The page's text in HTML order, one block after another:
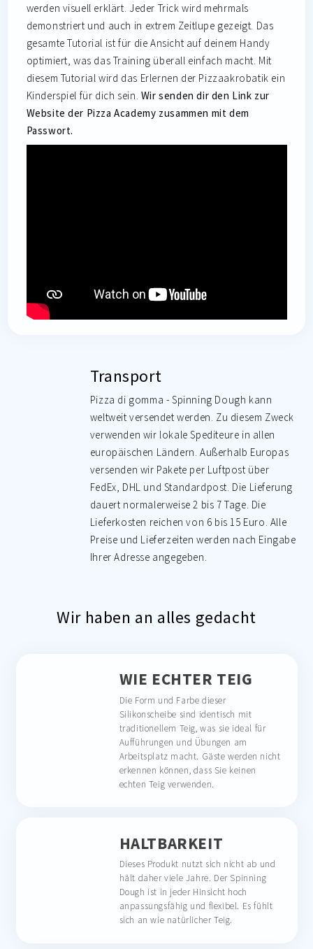
werden visuell erklärt. Jeder Trick wird mehrmals
demonstriert und auch in extrem Zeitlupe gezeigt. Das
gesamte Tutorial ist für die Ansicht auf deinem Handy
optimiert, was das Training überall einfach macht. Mit
diesem Tutorial wird das Erlernen der Pizzaakrobatik ein
Kinderspiel für dich sein. Wir senden dir den Link zur
Website der Pizza Academy zusammen mit dem
Passwort.
Transport
Pizza di gomma - Spinning Dough kann
weltweit versendet werden. Zu diesem Zweck
verwenden wir lokale Spediteure in allen
europäischen Ländern. Außerhalb Europas
versenden wir Pakete per Luftpost über
FedEx, DHL und Standardpost. Die Lieferung
dauert normalerweise 2 bis 7 Tage. Die
Lieferkosten reichen von 6 bis 15 Euro. Alle
Preise und Lieferzeiten werden nach Eingabe
Ihrer Adresse angegeben.
Wir haben an alles gedacht
WIE ECHTER TEIG
Die Form und Farbe dieser
Silikonscheibe sind identisch mit
traditionellem Teig, was sie ideal für
Aufführungen und Übungen am
Arbeitsplatz macht. Gäste werden nicht
erkennen können, dass Sie keinen
echten Teig verwenden.
HALTBARKEIT
Dieses Produkt nutzt sich nicht ab und
hält daher viele Jahre. Der Spinning
Dough ist in jeder Hinsicht hoch
anpassungsfähig und flexibel. Es fühlt
sich an wie natürlicher Teig.